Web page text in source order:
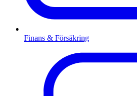
Finans & Försäkring